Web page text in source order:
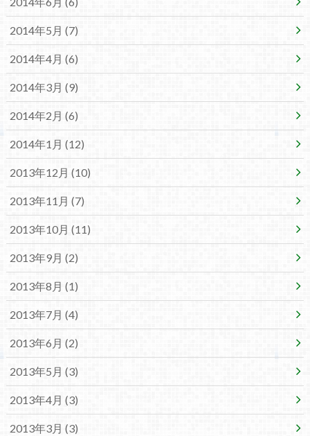
2014年5月 (7)
2014年4月 (6)
2014年3月 (9)
2014年2月 (6)
2014年1月 (12)
2013年12月 (10)
2013年11月 (7)
2013年10月 (11)
2013年9月 (2)
2013年8月 (1)
2013年7月 (4)
2013年6月 (2)
2013年5月 (3)
2013年4月 (3)
2013年3月 (3)